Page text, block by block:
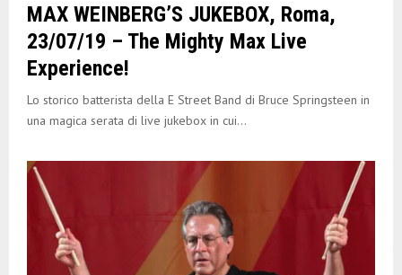
MAX WEINBERG’S JUKEBOX, Roma,
23/07/19 – The Mighty Max Live
Experience!
Lo storico batterista della E Street Band di Bruce Springsteen in
una magica serata di live jukebox in cui...